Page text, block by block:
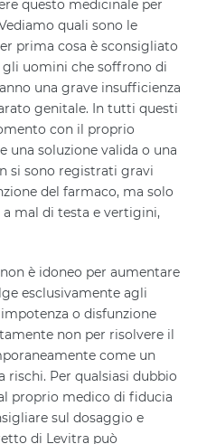
questo medicinale per
quali sono le
prima cosa è sconsigliato
uomini che soffrono di
una grave insufficienza
genitale. In tutti questi
con il proprio
una soluzione valida o una
si sono registrati gravi
del farmaco, ma solo
mal di testa e vertigini,
è idoneo per aumentare
esclusivamente agli
o disfunzione
non per risolvere il
come un
rischi. Per qualsiasi dubbio
proprio medico di fiducia
sul dosaggio e
di Levitra può